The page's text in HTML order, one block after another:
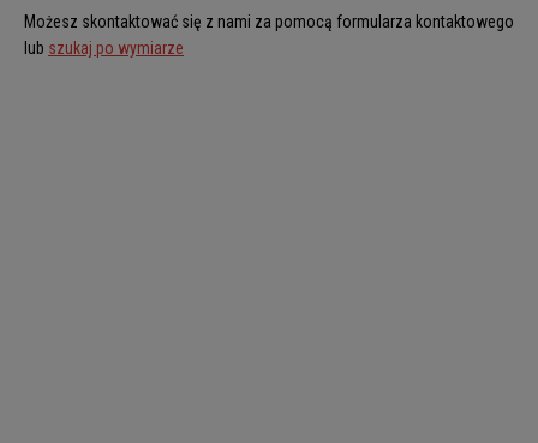
Możesz skontaktować się z nami za pomocą formularza kontaktowego
lub szukaj po wymiarze